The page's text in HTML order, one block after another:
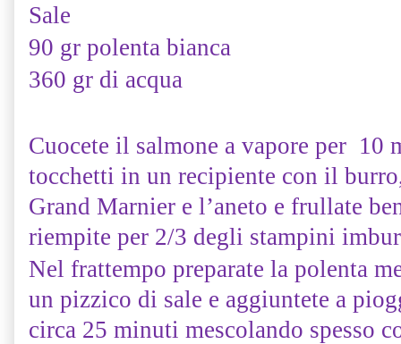
Sale
90 gr polenta bianca
360 gr di acqua
Cuocete il salmone a vapore per 10
tocchetti in un recipiente con il
Grand Marnier e l’aneto e frullate
riempite per 2/3 degli stampini
Nel frattempo preparate la polenta
un pizzico di sale e aggiuntete a
circa 25 minuti mescolando spesso